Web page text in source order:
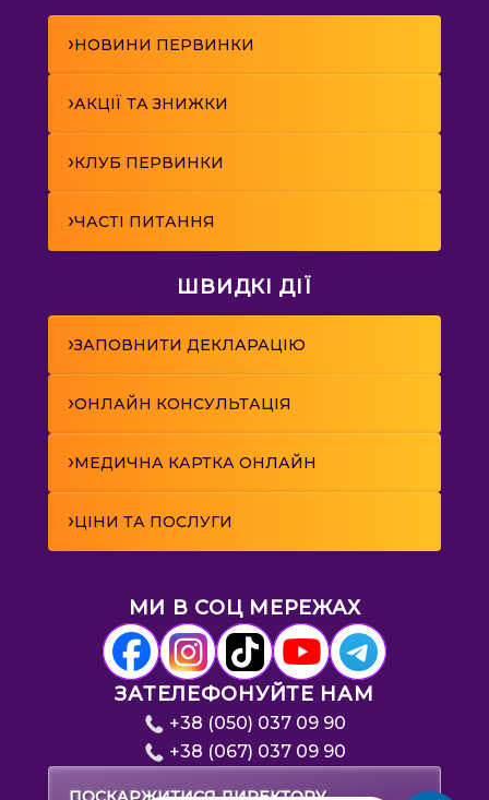
›НОВИНИ ПЕРВИНКИ
›АКЦІЇ ТА ЗНИЖКИ
›КЛУБ ПЕРВИНКИ
›ЧАСТІ ПИТАННЯ
ШВИДКІ ДІЇ
›ЗАПОВНИТИ ДЕКЛАРАЦІЮ
›ОНЛАЙН КОНСУЛЬТАЦІЯ
›МЕДИЧНА КАРТКА ОНЛАЙН
›ЦІНИ ТА ПОСЛУГИ
МИ В СОЦ МЕРЕЖАХ
ЗАТЕЛЕФОНУЙТЕ НАМ
+38 (050) 037 09 90
+38 (067) 037 09 90